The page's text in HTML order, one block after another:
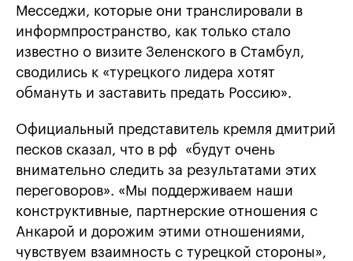
Месседжи, которые они транслировали в
информпространство, как только стало
известно о визите Зеленского в Стамбул,
сводились к «турецкого лидера хотят
обмануть и заставить предать Россию».
Официальный представитель кремля дмитрий
песков сказал, что в рф «будут очень
внимательно следить за результатами этих
переговоров». «Мы поддерживаем наши
конструктивные, партнерские отношения с
Анкарой и дорожим этими отношениями,
чувствуем взаимность с турецкой стороны»,